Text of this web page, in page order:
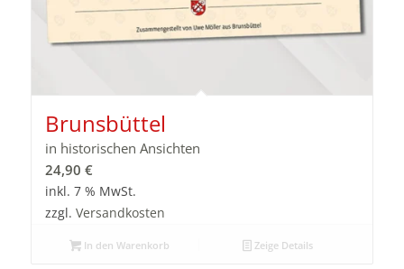
Brunsbüttel
in historischen Ansichten
24,90 €
inkl. 7 % MwSt.
zzgl. Versandkosten
In den Warenkorb Zeige Details